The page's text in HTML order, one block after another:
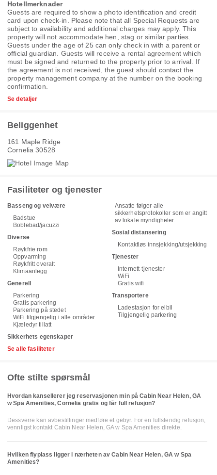
Hotellmerknader
Guests are required to show a photo identification and credit
card upon check-in. Please note that all Special Requests are
subject to availability and additional charges may apply. This
property will not accommodate hen, stag or similar parties.
Guests under the age of 25 can only check in with a parent or
official guardian. Guests will receive a rental agreement which
must be signed and returned to the property prior to arrival. If
the agreement is not received, the guest should contact the
property management company at the number on the booking
confirmation.
Se detaljer
Beliggenhet
161 Maple Ridge
Cornelia 30528
Fasiliteter og tjenester
Basseng og velvære
Badstue
Boblebad/jacuzzi
Diverse
Røykfrie rom
Oppvarming
Røykfritt overalt
Klimaanlegg
Generell
Parkering
Gratis parkering
Parkering på stedet
WiFi tilgjengelig i alle områder
Kjæledyr tillatt
Sikkerhets egenskaper
Ansatte følger alle
sikkerhetsprotokoller som er angitt
av lokale myndigheter.
Sosial distansering
Kontaktløs innsjekking/utsjekking
Tjenester
Internett-tjenester
WiFi
Gratis wifi
Transportere
Ladestasjon for elbil
Tilgjengelig parkering
Se alle fasiliteter
Ofte stilte spørsmål
Hvordan kansellerer jeg reservasjonen min på Cabin Near Helen, GA
w Spa Amenities, Cornelia gratis og får full refusjon?
Dessverre kan avbestillinger medføre et gebyr. For en fullstendig refusjon,
vennligst kontakt Cabin Near Helen, GA w Spa Amenities direkte.
Hvilken flyplass ligger i nærheten av Cabin Near Helen, GA w Spa
Amenities?